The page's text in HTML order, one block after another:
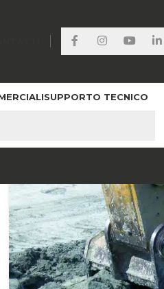
SUPPORTO TECNICO